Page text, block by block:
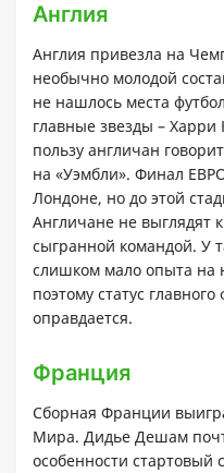
Англия
Англия привезла на
необычно молодой
не нашлось места
главные звезды –
пользу англичан
на «Уэмбли». Финал
Лондоне, но до этой
Англичане не выглядят
сыгранной командой. У
слишком мало опыта на
поэтому статус
оправдается.
Франция
Сборная Франции
Мира. Дидье Дешам
особенности стартовый